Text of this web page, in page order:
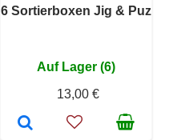
6 Sortierboxen Jig & Puz
Auf Lager (6)
13,00 €